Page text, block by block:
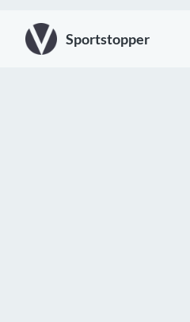
Sportstopper